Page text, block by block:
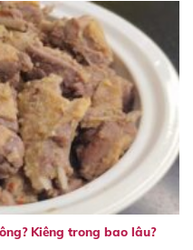
Kiêng trong bao lâu?